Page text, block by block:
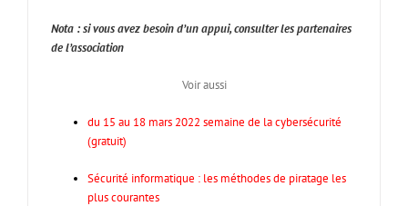
Nota : si vous avez besoin d’un appui, consulter les partenaires
de l’association
Voir aussi
du 15 au 18 mars 2022 semaine de la cybersécurité
(gratuit)
Sécurité informatique : les méthodes de piratage les
plus courantes